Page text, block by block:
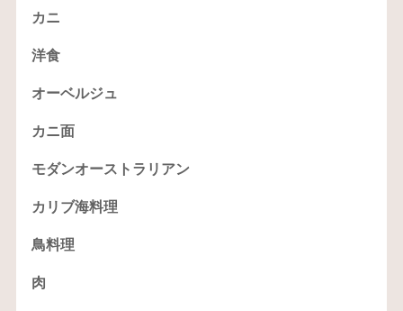
カニ
洋食
オーベルジュ
カニ面
モダンオーストラリアン
カリブ海料理
鳥料理
肉